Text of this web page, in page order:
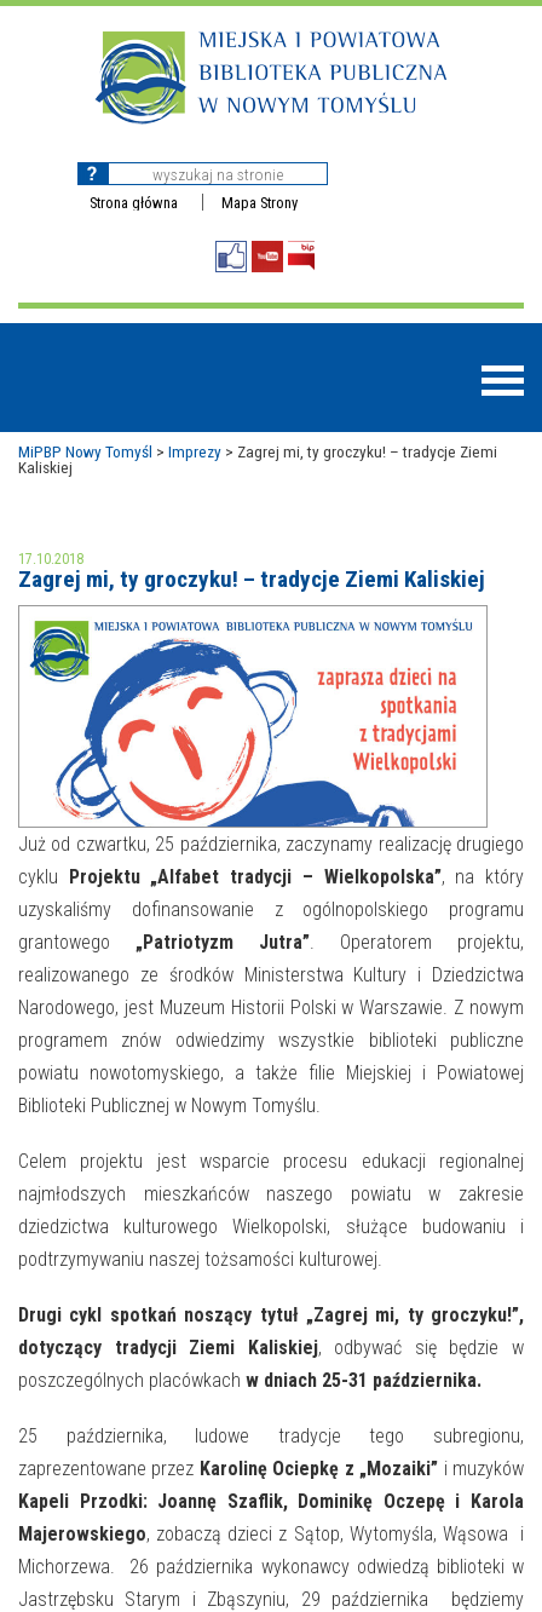
Strona główna Mapa Strony
MOJE KONTO
AKTUALNOŚCI
NAJBLIŻSZE WYDARZENIA
WYDARZENIA BIEŻĄCE
WYDARZYŁO SIĘ
NASZA OFERTA
STREFA WIEDZY O REGIONIE
STREFA KOLORU
FORMY STAŁE
POLECANE STRONY
WYDARZENIA KULTURALNE
E-INFORMATOR
MiPBP Nowy Tomyśl > Imprezy > Zagrej mi, ty groczyku! – tradycje Ziemi
Kaliskiej
17.10.2018
Zagrej mi, ty groczyku! – tradycje Ziemi Kaliskiej
Już od czwartku, 25 października, zaczynamy realizację drugiego
cyklu Projektu „Alfabet tradycji – Wielkopolska”, na który
uzyskaliśmy dofinansowanie z ogólnopolskiego programu
grantowego „Patriotyzm Jutra”. Operatorem projektu,
realizowanego ze środków Ministerstwa Kultury i Dziedzictwa
Narodowego, jest Muzeum Historii Polski w Warszawie. Z nowym
programem znów odwiedzimy wszystkie biblioteki publiczne
powiatu nowotomyskiego, a także filie Miejskiej i Powiatowej
Biblioteki Publicznej w Nowym Tomyślu.
Celem projektu jest wsparcie procesu edukacji regionalnej
najmłodszych mieszkańców naszego powiatu w zakresie
dziedzictwa kulturowego Wielkopolski, służące budowaniu i
podtrzymywaniu naszej tożsamości kulturowej.
Drugi cykl spotkań noszący tytuł „Zagrej mi, ty groczyku!”,
dotyczący tradycji Ziemi Kaliskiej, odbywać się będzie w
poszczególnych placówkach w dniach 25-31 października.
25 października, ludowe tradycje tego subregionu,
zaprezentowane przez Karolinę Ociepkę z „Mozaiki” i muzyków
Kapeli Przodki: Joannę Szaflik, Dominikę Oczepę i Karola
Majerowskiego, zobaczą dzieci z Sątop, Wytomyśla, Wąsowa i
Michorzewa. 26 października wykonawcy odwiedzą biblioteki w
Jastrzębsku Starym i Zbąszyniu, 29 października będziemy